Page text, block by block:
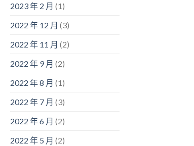
2023 年 2 月 (1)
2022 年 12 月 (3)
2022 年 11 月 (2)
2022 年 9 月 (2)
2022 年 8 月 (1)
2022 年 7 月 (3)
2022 年 6 月 (2)
2022 年 5 月 (2)